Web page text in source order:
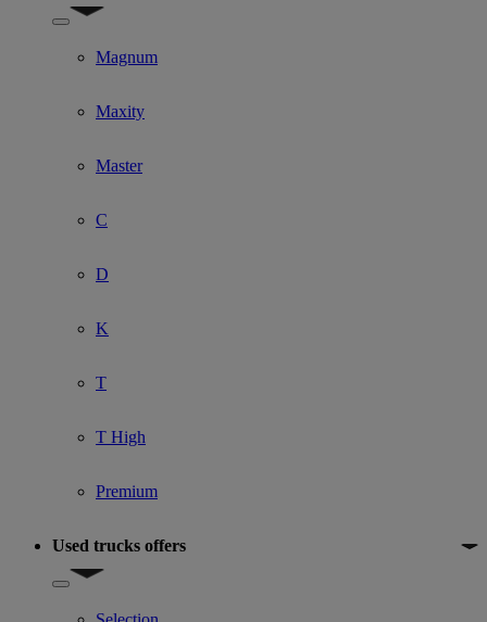
Show submenu for Model
Magnum
Maxity
Master
C
D
K
T
T High
Premium
Used trucks offers
Show submenu for Used trucks offers